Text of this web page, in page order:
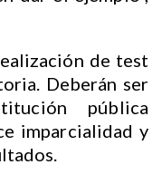
de test
Deberán ser
pública
imparcialidad y